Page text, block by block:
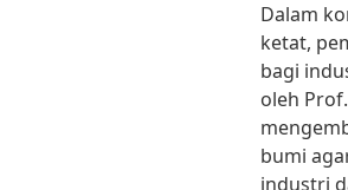
Dalam
ketat,
bagi
oleh
bumi
industri